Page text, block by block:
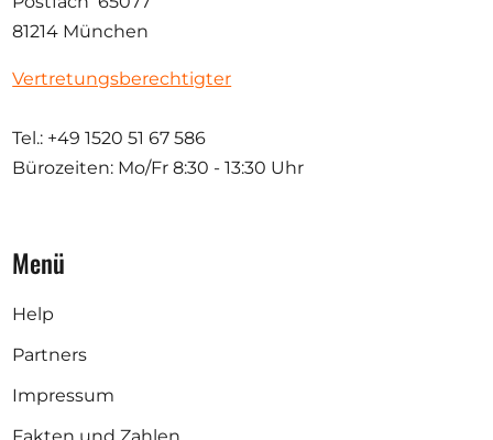
81214 München
Vertretungsberechtigter
Tel.: +49 1520 51 67 586
Bürozeiten: Mo/Fr 8:30 - 13:30 Uhr
Menü
Help
Partners
Impressum
Fakten und Zahlen